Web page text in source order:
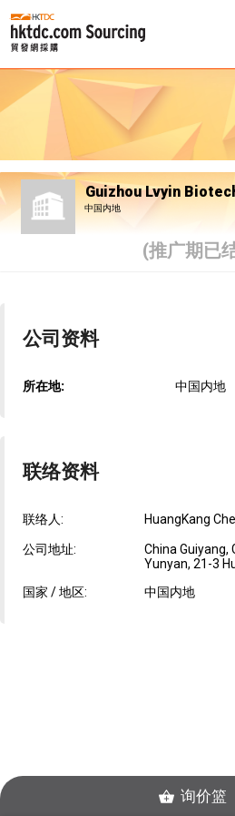
Guizhou Lvyin
中国内地
(推广期已
公司资料
所在地: 中国内地
联络资料
联络人: HuangKang
公司地址:
China Guiyang,
Yunyan, 21-3
国家 / 地区:
中国内地
询价篮